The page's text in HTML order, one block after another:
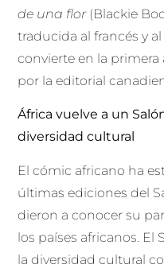
de una flor(Blackie
traducida al francés y
convierte en la
por la editorial
África vuelve a un
diversidad cultural
El cómic africano ha
últimas ediciones del
dieron a conocer su
los países africanos. El
la diversidad cultural